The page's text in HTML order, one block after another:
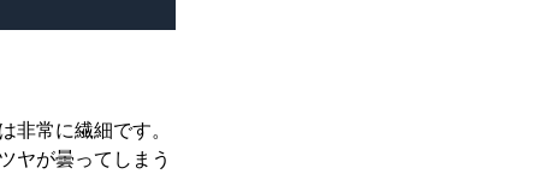
非常に繊細です。
ヤが曇ってしまう